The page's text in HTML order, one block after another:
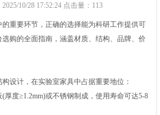
10/28 17:52:24 点击量： 113
重要环节，正确的选择能为科研工作提供可
购的全面指南，涵盖材质、结构、品牌、价
设计，在实验室家具中占据重要地位：
厚度≥1.2mm)或不锈钢制成，使用寿命可达5-8